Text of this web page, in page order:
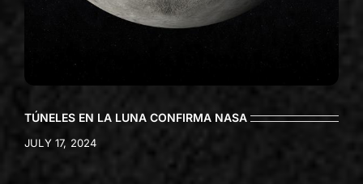
TÚNELES EN LA LUNA CONFIRMA NASA
JULY 17, 2024